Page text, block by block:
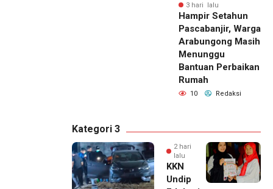
3 hari lalu
Hampir Setahun
Pascabanjir, Warga
Arabungong Masih
Menunggu
Bantuan Perbaikan
Rumah
10 Redaksi
Kategori 3
2 hari
lalu
KKN
Undip